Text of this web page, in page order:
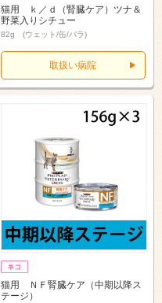
猫用 ｋ／ｄ（腎臓ケア）ツナ＆
野菜入りシチュー
82g (ウェット/缶/バラ)
取扱い病院
猫用 ＮＦ腎臓ケア（中期以降ス
テージ）